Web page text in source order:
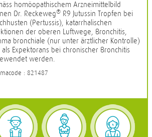
homöopathischem Arzneimittelbild
Dr. Reckeweg® R9 Jutussin Tropfen bei
(Pertussis), katarrhalischen
der oberen Luftwege, Bronchitis,
bronchiale (nur unter ärztlicher Kontrolle)
als Expektorans bei chronischer Bronchitis
werden.
: 821487